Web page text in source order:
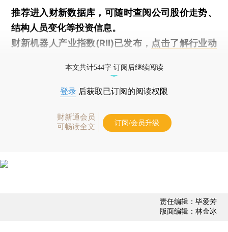
推荐进入财新数据库 ，可随时查阅公司股价走势、
结构人员变化等投资信息。
财新机器人产业指数(RII)已发布， 点击了解行业动
本文共计544字 订阅后继续阅读
登录 后获取已订阅的阅读权限
财新通会员
可畅读全文
订阅/会员升级
责任编辑：毕爱芳
版面编辑：林金冰